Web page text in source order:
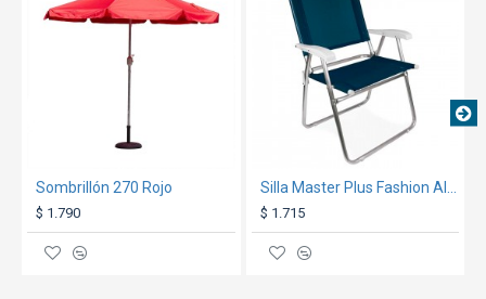
Sombrillón 270 Rojo
$ 1.790 $ 1.715